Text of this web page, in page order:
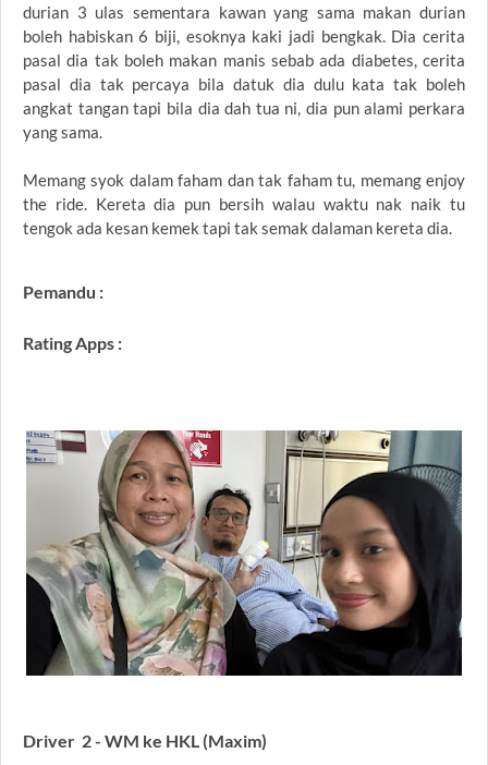
durian 3 ulas sementara kawan yang sama makan durian
boleh habiskan 6 biji, esoknya kaki jadi bengkak. Dia cerita
pasal dia tak boleh makan manis sebab ada diabetes, cerita
pasal dia tak percaya bila datuk dia dulu kata tak boleh
angkat tangan tapi bila dia dah tua ni, dia pun alami perkara
yang sama.
Memang syok dalam faham dan tak faham tu, memang enjoy
the ride. Kereta dia pun bersih walau waktu nak naik tu
tengok ada kesan kemek tapi tak semak dalaman kereta dia.
Pemandu :
Rating Apps :
Driver 2 - WM ke HKL (Maxim)